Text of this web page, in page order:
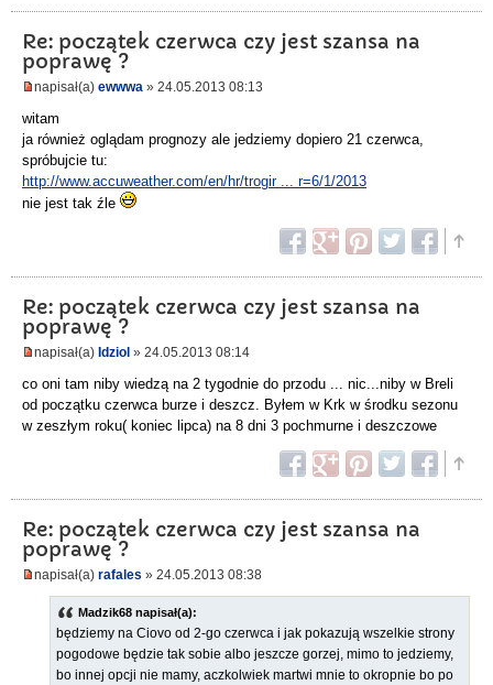
Re: początek czerwca czy jest szansa na
poprawę ?
napisał(a) ewwwa » 24.05.2013 08:13
witam
ja również oglądam prognozy ale jedziemy dopiero 21 czerwca,
spróbujcie tu:
http://www.accuweather.com/en/hr/trogir ... r=6/1/2013
nie jest tak źle
Re: początek czerwca czy jest szansa na
poprawę ?
napisał(a) Idziol » 24.05.2013 08:14
co oni tam niby wiedzą na 2 tygodnie do przodu ... nic...niby w Breli
od początku czerwca burze i deszcz. Byłem w Krk w środku sezonu
w zeszłym roku( koniec lipca) na 8 dni 3 pochmurne i deszczowe
Re: początek czerwca czy jest szansa na
poprawę ?
napisał(a) rafales » 24.05.2013 08:38
Madzik68 napisał(a):
będziemy na Ciovo od 2-go czerwca i jak pokazują wszelkie strony
pogodowe będzie tak sobie albo jeszcze gorzej, mimo to jedziemy,
bo innej opcji nie mamy, aczkolwiek martwi mnie to okropnie bo po